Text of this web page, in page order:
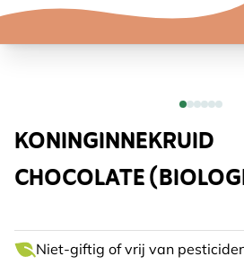
KONINGINNEKRUID
CHOCOLATE
Niet-giftig of vrij van